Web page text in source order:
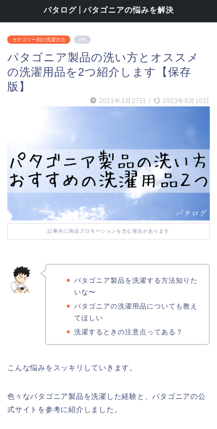
パタログ | パタゴニアの悩みを解決
カテゴリー別の洗濯方法 PR
パタゴニア製品の洗い方とオススメ
の洗濯用品を2つ紹介します【保存
版】
2021年3月27日 / 2023年8月10日
記事内に商品プロモーションを含む場合があります
パタゴニア製品を洗濯する方法知りた
いな〜
パタゴニアの洗濯用品についても教え
てほしい
洗濯するときの注意点ってある？
こんな悩みをスッキリしていきます。
色々なパタゴニア製品を洗濯した経験と、パタゴニアの公
式サイトを参考に紹介しました。